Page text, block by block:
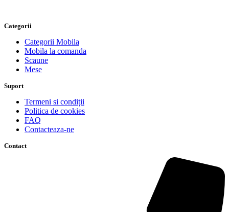
Categorii
Categorii Mobila
Mobila la comanda
Scaune
Mese
Suport
Termeni si condiții
Politica de cookies
FAQ
Contacteaza-ne
Contact